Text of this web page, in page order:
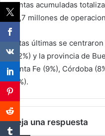
ventas acumuladas
70,7 millones de
Estas últimas se
(32%) y la provincia de
Santa Fe (9%), Córdoba
(3%).
Deja una respuesta